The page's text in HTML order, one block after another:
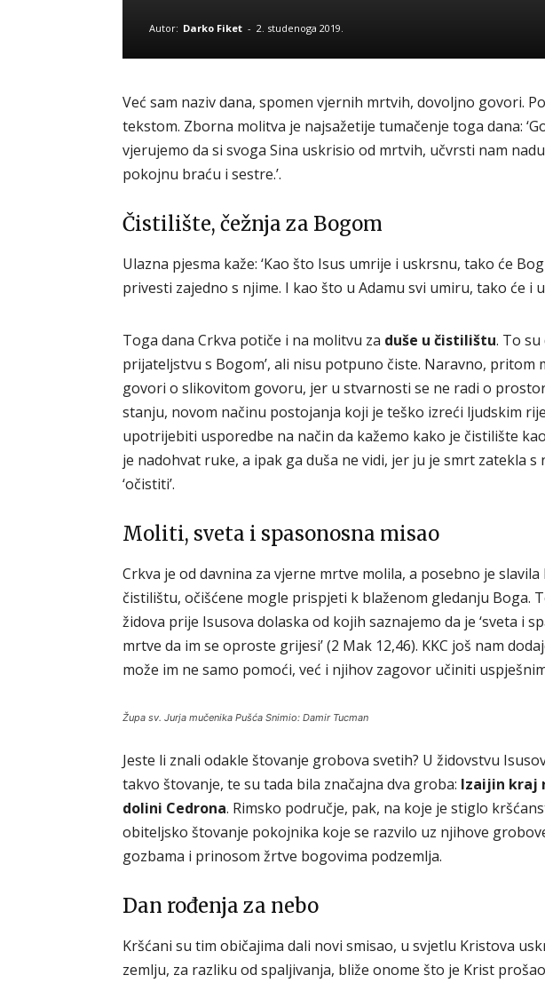
Autor: Darko Fiket - 2. studenoga 2019.
Već sam naziv dana, spomen vjernih mrtvih, dovoljno govori.
tekstom. Zborna molitva je najsažetije tumačenje toga dana:
vjerujemo da si svoga Sina uskrisio od mrtvih, učvrsti nam
pokojnu braću i sestre.’.
Čistilište, čežnja za Bogom
Ulazna pjesma kaže: ‘Kao što Isus umrije i uskrsnu, tako će
privesti zajedno s njime. I kao što u Adamu svi umiru, tako će i
Toga dana Crkva potiče i na molitvu za duše u čistilištu. To su
prijateljstvu s Bogom’, ali nisu potpuno čiste. Naravno, pritom
govori o slikovitom govoru, jer u stvarnosti se ne radi o
stanju, novom načinu postojanja koji je teško izreći ljudskim
upotrijebiti usporedbe na način da kažemo kako je čistilište
je nadohvat ruke, a ipak ga duša ne vidi, jer ju je smrt zatekla s
‘očistiti’.
Moliti, sveta i spasonosna misao
Crkva je od davnina za vjerne mrtve molila, a posebno je
čistilištu, očišćene mogle prispjeti k blaženom gledanju Boga.
židova prije Isusova dolaska od kojih saznajemo da je ‘sveta i
mrtve da im se oproste grijesi’ (2 Mak 12,46). KKC još nam
može im ne samo pomoći, već i njihov zagovor učiniti
Župa sv. Jurja mučenika Pušća Snimio: Damir Tucman
Jeste li znali odakle štovanje grobova svetih? U židovstvu
takvo štovanje, te su tada bila značajna dva groba: Izaijin kraj
dolini Cedrona. Rimsko područje, pak, na koje je stiglo
obiteljsko štovanje pokojnika koje se razvilo uz njihove
gozbama i prinosom žrtve bogovima podzemlja.
Dan rođenja za nebo
Kršćani su tim običajima dali novi smisao, u svjetlu Kristova
zemlju, za razliku od spaljivanja, bliže onome što je Krist